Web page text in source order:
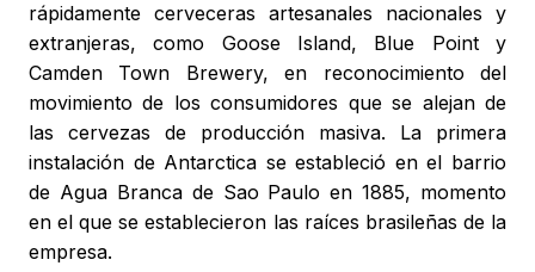
rápidamente cerveceras artesanales nacionales y
extranjeras, como Goose Island, Blue Point y
Camden Town Brewery, en reconocimiento del
movimiento de los consumidores que se alejan de
las cervezas de producción masiva. La primera
instalación de Antarctica se estableció en el barrio
de Agua Branca de Sao Paulo en 1885, momento
en el que se establecieron las raíces brasileñas de la
empresa.